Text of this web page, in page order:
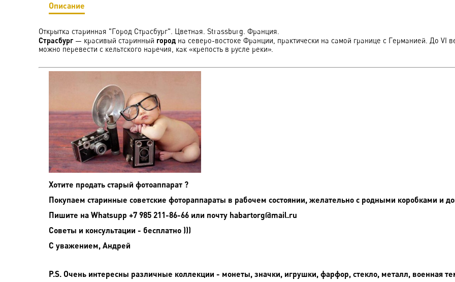
Описание
Открытка старинная "Город Страсбург". Цветная. Strassburg. Франция.
Страсбург — красивый старинный город на северо-востоке Франции, практически на самой границе с Германией. До VI
можно перевести с кельтского наречия, как «крепость в русле реки».
Хотите продать старый фотоаппарат ?
Покупаем старинные советские фотораппараты в рабочем состоянии, желательно с родными коробками и
Пишите на Whatsupp +7 985 211-86-66 или почту habartorg@mail.ru
Советы и консультации - бесплатно )))
С уважением, Андрей
P.S. Очень интересны различные коллекции - монеты, значки, игрушки, фарфор, стекло, металл, военная